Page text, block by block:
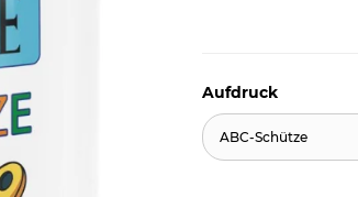
Aufdruck
ABC-Schütze